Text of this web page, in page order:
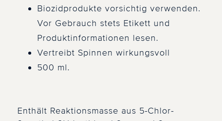
Biozidprodukte vorsichtig verwenden.
Vor Gebrauch stets Etikett und
Produktinformationen lesen.
Vertreibt Spinnen wirkungsvoll
500 ml.
Enthält Reaktionsmasse aus 5-Chlor-